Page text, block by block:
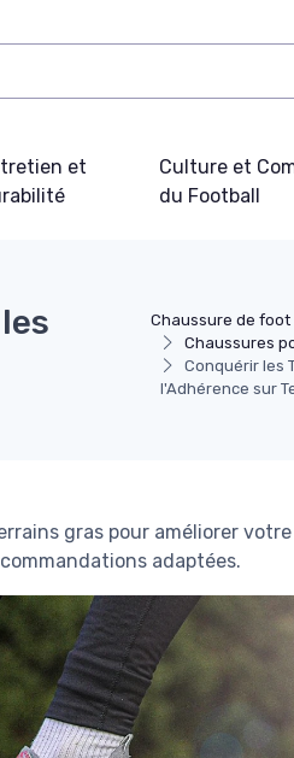
et
Culture et
du Football
Chaussure de foot
Chaussures
Conquérir les
l'Adhérence sur
gras pour améliorer votre
adaptées.